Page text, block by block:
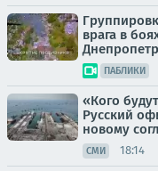
врага в
ПАБЛИКИ
«Кого
Русский
новому
СМИ 18:14